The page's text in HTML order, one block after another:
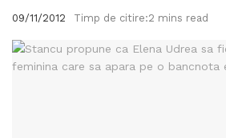
09/11/2012 Timp de citire:2 mins read